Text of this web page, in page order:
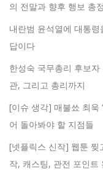
의 전말과 향후 행보 총
내란범 윤석열에 대통
답이다
한성숙 국무총리 후보
관, 그리고 총리까지
[이슈 생각] 매불쑈 최욱
어 돌아봐야 할 지점들
[넷플릭스 신작] 웹툰 찢
작, 캐스팅, 관전 포인트